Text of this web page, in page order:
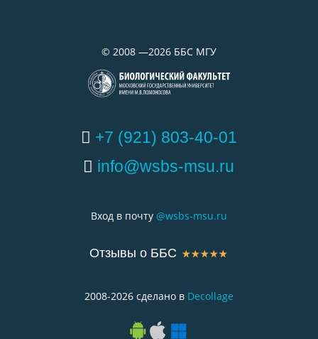
© 2008 —2026 ББС МГУ
+7 (921) 803-40-01
info@wsbs-msu.ru
Вход в почту @wsbs-msu.ru
Отзывы о ББС ☆☆☆☆☆
2008-2026 сделано в Decollage